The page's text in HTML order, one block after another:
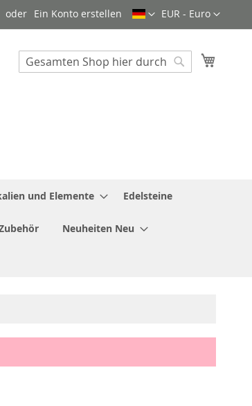
Währung
EUR - Euro
Sprache
Ein Konto erstellen
Search
und Elemente Edelsteine
Neuheiten Neu